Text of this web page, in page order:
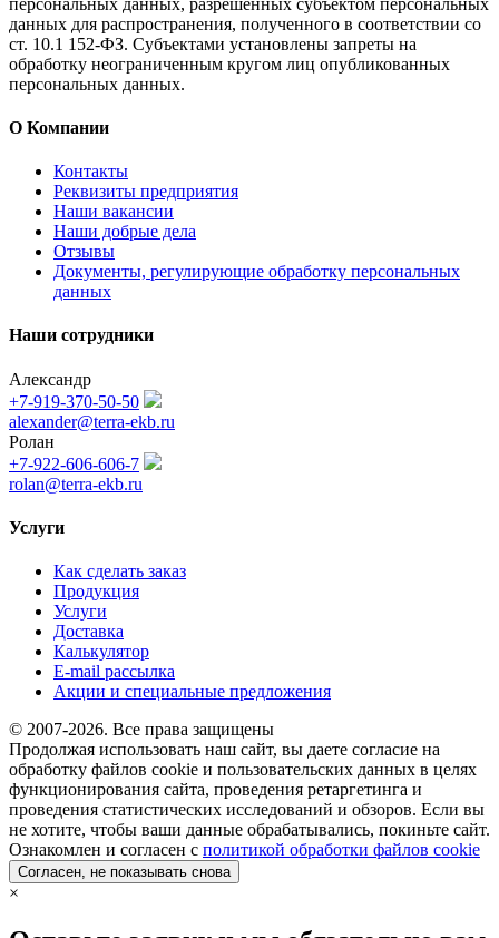
данных для распространения, полученного в соответствии со
ст. 10.1 152-ФЗ. Субъектами установлены запреты на
обработку неограниченным кругом лиц опубликованных
персональных данных.
О Компании
Контакты
Реквизиты предприятия
Наши вакансии
Наши добрые дела
Отзывы
Документы, регулирующие обработку персональных
данных
Наши сотрудники
Александр
+7-919-370-50-50
alexander@terra-ekb.ru
Ролан
+7-922-606-606-7
rolan@terra-ekb.ru
Услуги
Как сделать заказ
Продукция
Услуги
Доставка
Калькулятор
E-mail рассылка
Акции и специальные предложения
© 2007-2026. Все права защищены
Продолжая использовать наш сайт, вы даете согласие на
обработку файлов cookie и пользовательских данных в целях
функционирования сайта, проведения ретаргетинга и
проведения статистических исследований и обзоров. Если вы
не хотите, чтобы ваши данные обрабатывались, покиньте сайт.
Ознакомлен и согласен с политикой обработки файлов cookie
Согласен, не показывать снова
×